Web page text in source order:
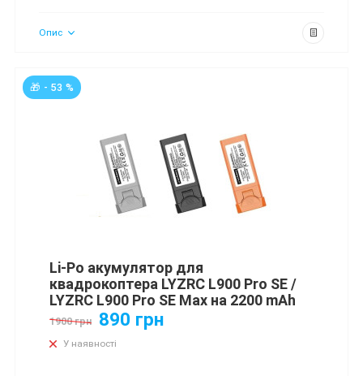
Опис
🎁 - 53 %
Li-Po акумулятор для
квадрокоптера LYZRC L900 Pro SE /
LYZRC L900 Pro SE Max на 2200 mAh
1900 грн 890 грн
У наявності